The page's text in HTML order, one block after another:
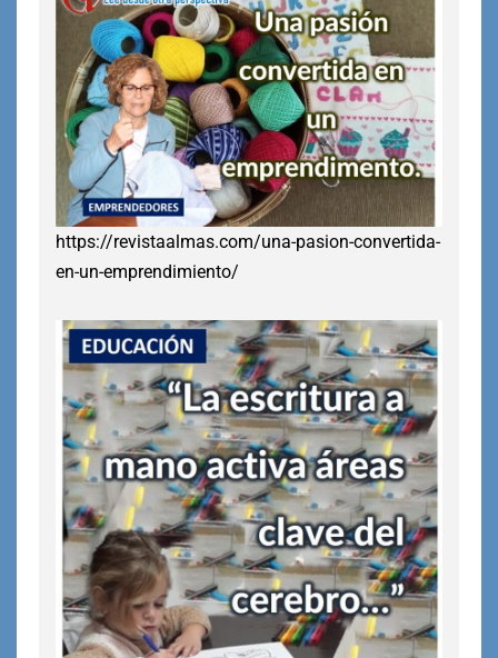
https://revistaalmas.com/una-pasion-convertida-
en-un-emprendimiento/